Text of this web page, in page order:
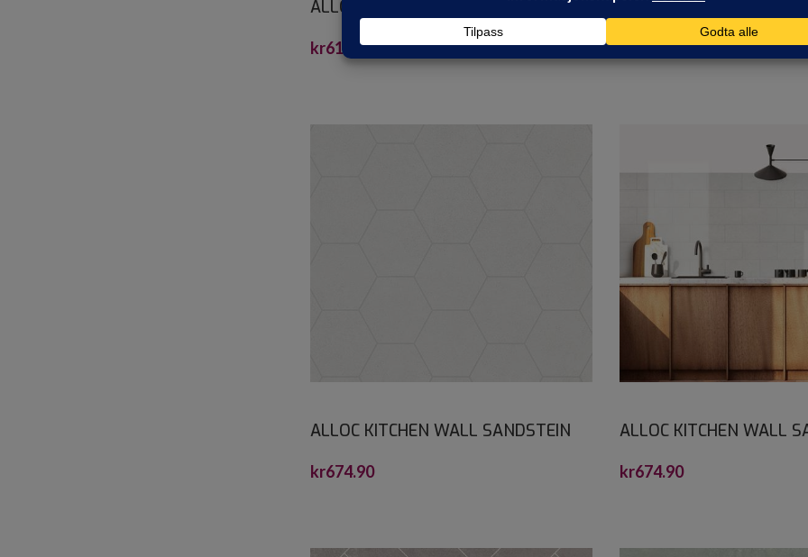
ALLOC KITCHEN WALL LYS SKIFER
10X30 LGRÅ 2,2X1200X600
kr614.90
ALLOC KITCHEN WALL
FISKEBEIN S
kr674.90
ALLOC KITCHEN WALL SANDSTEIN
kr674.90
ALLOC KITCHEN WALL
kr674.90